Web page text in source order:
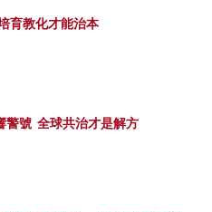
育教化才能治本
警號 全球共治才是解方